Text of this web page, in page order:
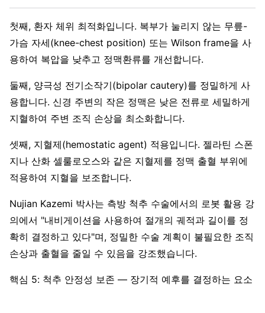
첫째, 환자 체위 최적화입니다. 복부가 눌리지 않는 무릎-
가슴 자세(knee-chest position) 또는 Wilson frame을 사
용하여 복압을 낮추고 정맥환류를 개선합니다.
둘째, 양극성 전기소작기(bipolar cautery)를 정밀하게 사
용합니다. 신경 주변의 작은 정맥은 낮은 전류로 세밀하게
지혈하여 주변 조직 손상을 최소화합니다.
셋째, 지혈제(hemostatic agent) 적용입니다. 젤라틴 스폰
지나 산화 셀룰로오스와 같은 지혈제를 정맥 출혈 부위에
적용하여 지혈을 보조합니다.
Nujian Kazemi 박사는 측방 척추 수술에서의 로봇 활용 강
의에서 "내비게이션을 사용하여 절개의 궤적과 길이를 정
확히 결정하고 있다"며, 정밀한 수술 계획이 불필요한 조직
손상과 출혈을 줄일 수 있음을 강조했습니다.
핵심 5: 척추 안정성 보존 — 장기적 예후를 결정하는 요소